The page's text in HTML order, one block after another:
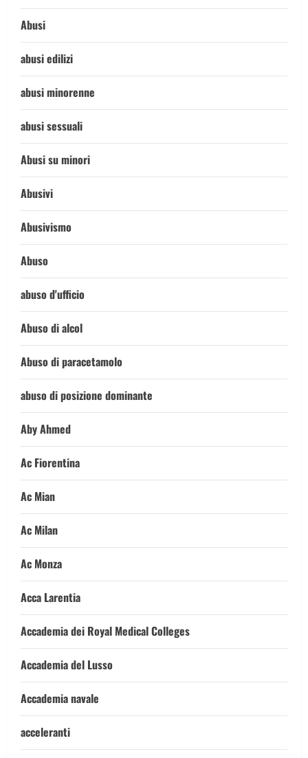
Abusi
abusi edilizi
abusi minorenne
abusi sessuali
Abusi su minori
Abusivi
Abusivismo
Abuso
abuso d'ufficio
Abuso di alcol
Abuso di paracetamolo
abuso di posizione dominante
Aby Ahmed
Ac Fiorentina
Ac Mian
Ac Milan
Ac Monza
Acca Larentia
Accademia dei Royal Medical Colleges
Accademia del Lusso
Accademia navale
acceleranti